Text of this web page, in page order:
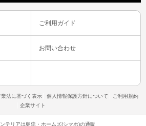
ご利用ガイド
お問い合わせ
法に基づく表示 個人情報保護方針について
ご利用規約
企業サイト
テリアは島忠・ホームズ(シマホ)の通販